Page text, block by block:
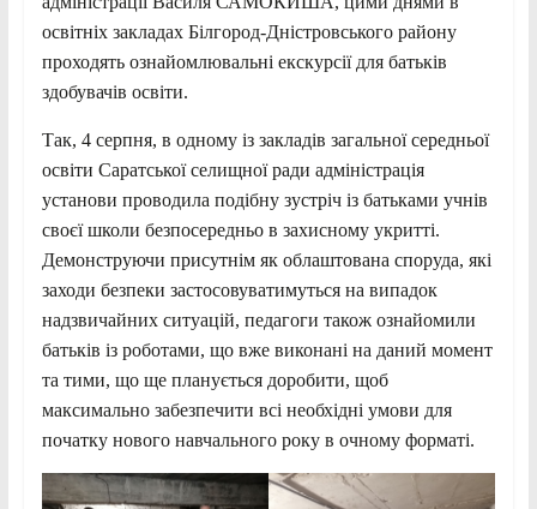
освітніх закладах Білгород-Дністровського району
проходять ознайомлювальні екскурсії для батьків
здобувачів освіти.
Так, 4 серпня, в одному із закладів загальної середньої
освіти Саратської селищної ради адміністрація
установи проводила подібну зустріч із батьками учнів
своєї школи безпосередньо в захисному укритті.
Демонструючи присутнім як облаштована споруда, які
заходи безпеки застосовуватимуться на випадок
надзвичайних ситуацій, педагоги також ознайомили
батьків із роботами, що вже виконані на даний момент
та тими, що ще планується доробити, щоб
максимально забезпечити всі необхідні умови для
початку нового навчального року в очному форматі.